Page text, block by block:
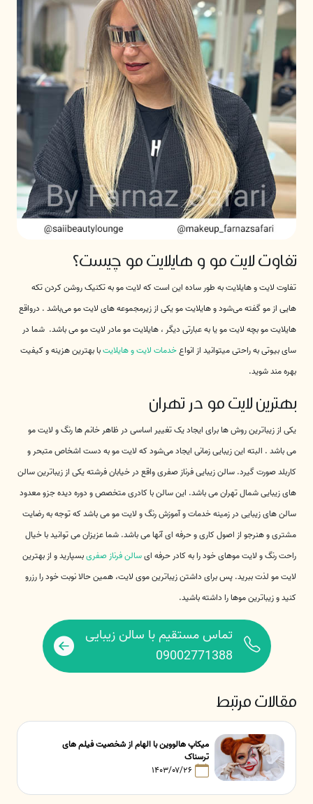
تفاوت لایت مو و هایلایت مو چیست؟
تفاوت لایت و هایلایت به طور ساده این است که لایت مو به تکنیک روشن کردن تکه
هایی از مو گفته می‌شود و هایلایت مو یکی از زیرمجموعه های لایت مو می‌باشد . درواقع
هایلایت مو بچه لایت مو یا به عبارتی دیگر ، هایلایت مو مادر لایت مو می باشد. شما در
سای بیوتی به راحتی میتوانید از انواعخدمات لایت و هایلایتبا بهترین هزینه و کیفیت
بهره مند شوید.
بهترین لایت مو در تهران
یکی از زیباترین روش ها برای ایجاد یک تغییر اساسی در ظاهر خانم ها رنگ و لایت مو
می باشد . البته این زیبایی زمانی ایجاد می‌شود که لایت مو به دست اشخاص متبحر و
کاربلد صورت گیرد. سالن زیبایی فرناز صفری واقع در خیابان فرشته یکی از زیباترین سالن
های زیبایی شمال تهران می باشد. این سالن با کادری متخصص و دوره دیده جزو معدود
سالن های زیبایی در زمینه خدمات و آموزش رنگ و لایت مو می باشد که توجه به رضایت
مشتری و هنرجو از اصول کاری و حرفه ای آنها می باشد. شما عزیزان می توانید با خیال
راحت رنگ و لایت موهای خود را به کادر حرفه ایسالن فرناز صفریبسپارید و از بهترین
لایت مو لذت ببرید. پس برای داشتن زیباترین موی لایت، همین حالا نوبت خود را رزرو
کنید و زیباترین موها را داشته باشید.
تماس مستقیم با سالن زیبایی
09002771388
مقالات مرتبط
میکاپ هالووین با الهام از شخصیت فیلم های
ترسناک
۱۴۰۳/۰۷/۲۶